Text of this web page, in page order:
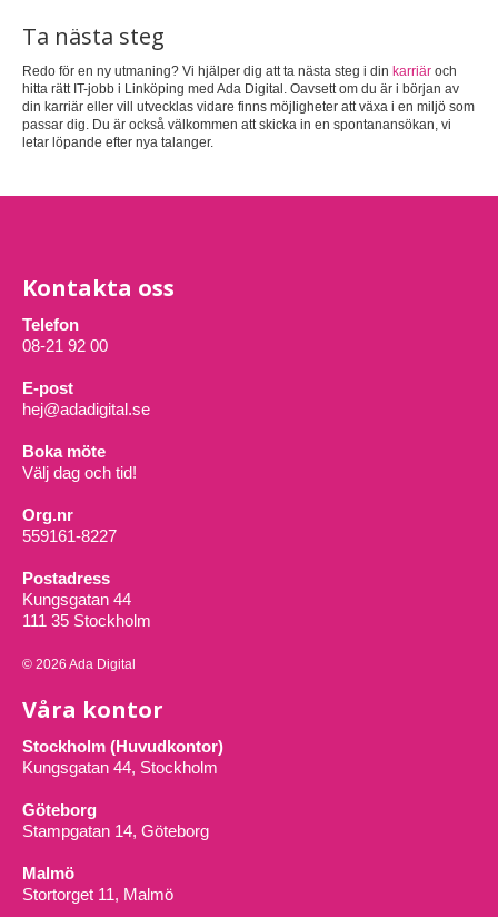
Ta nästa steg
Redo för en ny utmaning? Vi hjälper dig att ta nästa steg i din karriär och
hitta rätt IT-jobb i Linköping med Ada Digital. Oavsett om du är i början av
din karriär eller vill utvecklas vidare finns möjligheter att växa i en miljö som
passar dig. Du är också välkommen att skicka in en spontanansökan, vi
letar löpande efter nya talanger.
Kontakta oss
Telefon
08-21 92 00
E-post
hej@adadigital.se
Boka möte
Välj dag och tid!
Org.nr
559161-8227
Postadress
Kungsgatan 44
111 35 Stockholm
© 2026 Ada Digital
Våra kontor
Stockholm (Huvudkontor)
Kungsgatan 44, Stockholm
Göteborg
Stampgatan 14, Göteborg
Malmö
Stortorget 11, Malmö